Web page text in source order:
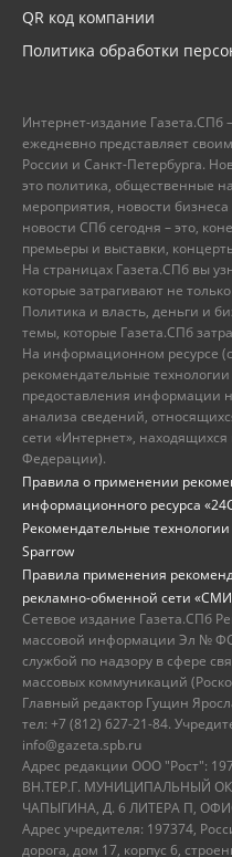
QR код компании
Политика обработки
Интернет-издание Газета.СПб
ежедневно представляет
России и Санкт-Петербурга.
это политика, общественные
мероприятия, новости
новости СПб сегодня – это,
премьеры и выставки,
На страницах Газета.СПб вы
которые затрагивают не
Политика и власть, деньги и
темы, которые Газета.СПб
На информационном ресурсе
рекомендательные
предоставления информации
анализа сведений,
сети «Интернет»,
Федерации).
Правила о применении
информационного ресурса
Рекомендательные
Sparrow
Правила применения
рекламно-обменной сети
Сетевое издание Газета.СПб
массовой информации Эл №
службой по надзору в сфере
массовых коммуникаций
Главный редактор Гущин
тел: +7 (812) 627-21-84.
info@gazeta.spb.ru
Адрес редакции ООО "Рост":
ВН.ТЕР.Г. МУНИЦИПАЛЬНЫЙ
ЧАПЫГИНА, Д. 6 ЛИТЕРА П,
Адрес учредителя: 197374,
дорога, дом 17, корпус 6,